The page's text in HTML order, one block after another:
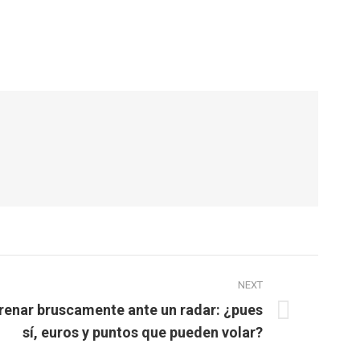
NEXT
bruscamente ante un radar: ¿pues
sí, euros y puntos que pueden volar?